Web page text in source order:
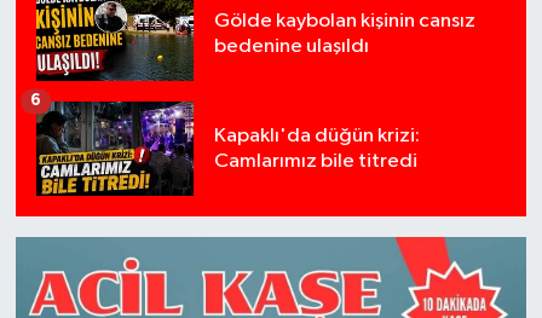
Gölde kaybolan kişinin cansız
bedenine ulaşıldı
Kapaklı'da düğün krizi:
Camlarımız bile titredi
6